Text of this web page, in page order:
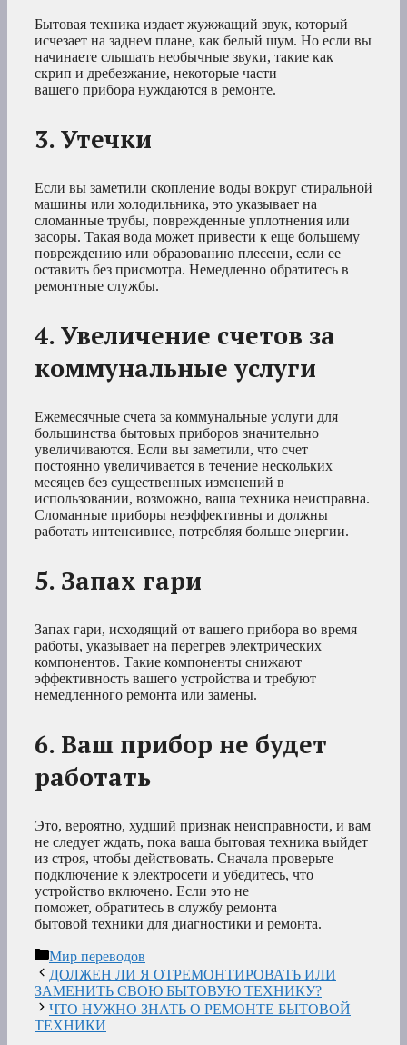
Бытовая техника издает жужжащий звук, который
исчезает на заднем плане, как белый шум. Но если вы
начинаете слышать необычные звуки, такие как
скрип и дребезжание, некоторые части
вашего прибора нуждаются в ремонте.
3. Утечки
Если вы заметили скопление воды вокруг стиральной
машины или холодильника, это указывает на
сломанные трубы, поврежденные уплотнения или
засоры. Такая вода может привести к еще большему
повреждению или образованию плесени, если ее
оставить без присмотра. Немедленно обратитесь в
ремонтные службы.
4. Увеличение счетов за
коммунальные услуги
Ежемесячные счета за коммунальные услуги для
большинства бытовых приборов значительно
увеличиваются. Если вы заметили, что счет
постоянно увеличивается в течение нескольких
месяцев без существенных изменений в
использовании, возможно, ваша техника неисправна.
Сломанные приборы неэффективны и должны
работать интенсивнее, потребляя больше энергии.
5. Запах гари
Запах гари, исходящий от вашего прибора во время
работы, указывает на перегрев электрических
компонентов. Такие компоненты снижают
эффективность вашего устройства и требуют
немедленного ремонта или замены.
6. Ваш прибор не будет
работать
Это, вероятно, худший признак неисправности, и вам
не следует ждать, пока ваша бытовая техника выйдет
из строя, чтобы действовать. Сначала проверьте
подключение к электросети и убедитесь, что
устройство включено. Если это не
поможет, обратитесь в службу ремонта
бытовой техники для диагностики и ремонта.
Рубрики
Мир переводов
ДОЛЖЕН ЛИ Я ОТРЕМОНТИРОВАТЬ ИЛИ
ЗАМЕНИТЬ СВОЮ БЫТОВУЮ ТЕХНИКУ?
ЧТО НУЖНО ЗНАТЬ О РЕМОНТЕ БЫТОВОЙ
ТЕХНИКИ